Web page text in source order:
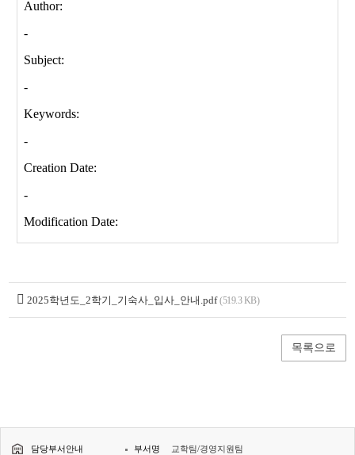
2025학년도_2학기_기숙사_입사_안내.pdf (519.3 KB)
목록으로
담당부서안내 부서명
교학팀/경영지원팀